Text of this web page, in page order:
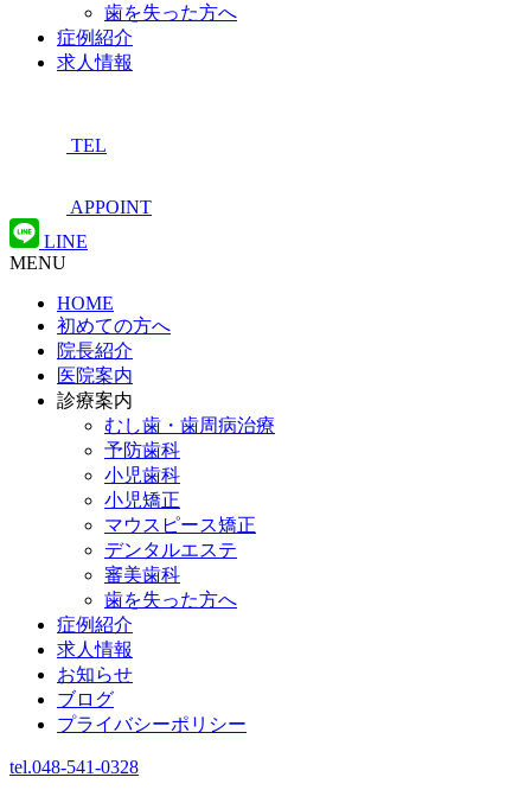
歯を失った方へ
症例紹介
求人情報
TEL
APPOINT
LINE
MENU
HOME
初めての方へ
院長紹介
医院案内
診療案内
むし歯・歯周病治療
予防歯科
小児歯科
小児矯正
マウスピース矯正
デンタルエステ
審美歯科
歯を失った方へ
症例紹介
求人情報
お知らせ
ブログ
プライバシーポリシー
tel.048-541-0328